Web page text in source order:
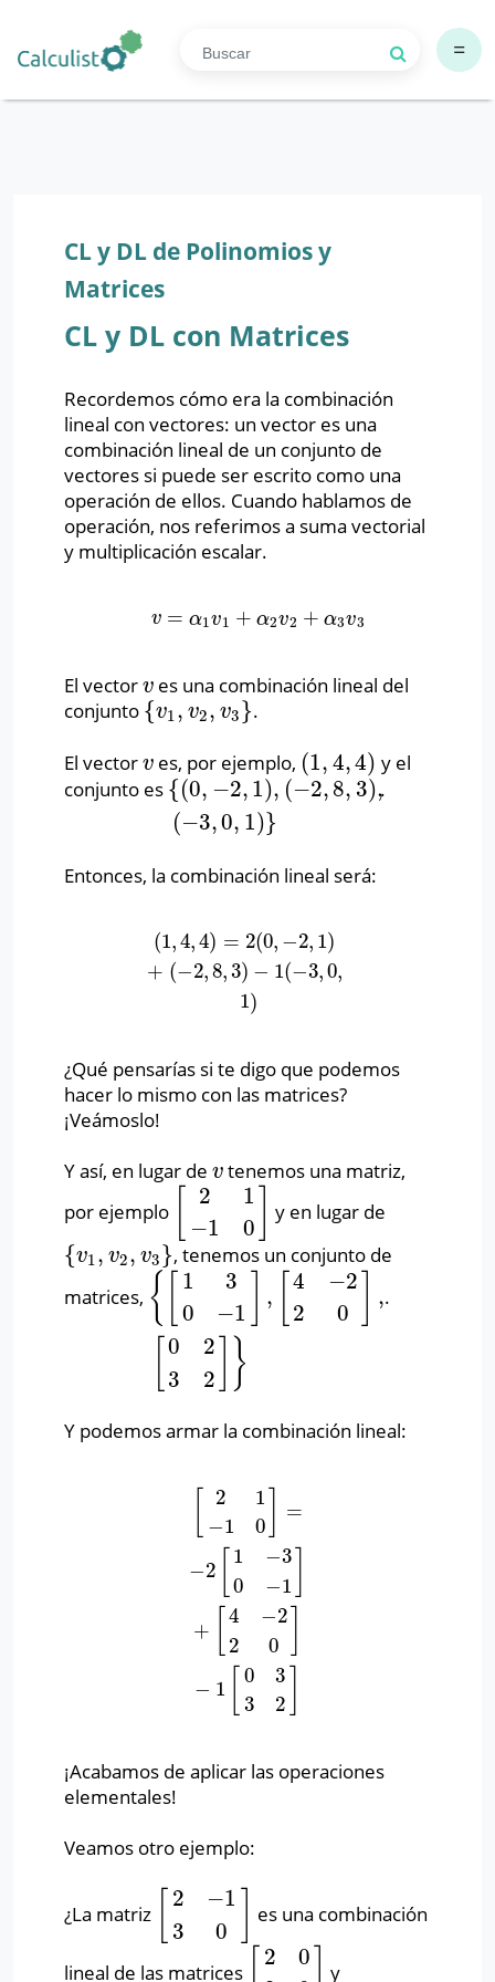
=
CL y DL de Polinomios y
Matrices
CL y DL con Matrices
Recordemos cómo era la combinación
lineal con vectores: un vector es una
combinación lineal de un conjunto de
vectores si puede ser escrito como una
operación de ellos. Cuando hablamos de
operación, nos referimos a suma vectorial
y multiplicación escalar.
v = α1v1 + α2v2 + α3v3
v= α1 v1 +α2v2+α 3v3
El vector v
v es una combinación lineal del
conjunto {v1, v2, v3}
{v1, v 2,v3} .
El vector v
v es, por ejemplo, (1, 4,4)
(1,4,4)
y el
conjunto es {(0, −2, 1), (−2, 8, 3),
(−3,0, 1)}
{( 0,− 2,1),( −2,8 ,3),(− 3,0 ,1)}.
Entonces, la combinación lineal será:
(1,4, 4) = 2(0, −2, 1)
+ (−2,8,3) − 1(−3, 0,
1)
4)=2 (0 −2 1)+(−2,8,3)− 1(−
¿Qué pensarías si te digo que podemos
hacer lo mismo con las matrices?
¡Veámoslo!
Y así, en lugar de v
v tenemos una matriz,
por ejemplo
2
−1
1
0
1 y en lugar de
{v1, v2, v3}
{v1, v 2,v3}
, tenemos un conjunto de
matrices, {
1
0
3
−1
,
4
2
−2
0
,
0
3
2
2
}
{[ 0 [ 2 ,[ 2] .
Y podemos armar la combinación lineal:
2
−1
1
0
=
−2
1
0
−3
−1
+
4
2
−2
0
− 1
0
3
3
2
30 ]+ −2
¡Acabamos de aplicar las operaciones
elementales!
Veamos otro ejemplo:
¿La matriz
2
3
−1
0
es una combinación
lineal de las matrices
2
0
0 ] y